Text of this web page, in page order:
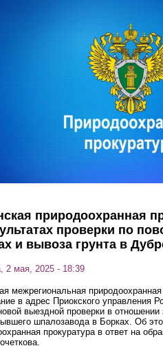
природоохранная
проверки по
и вывоза грунта в
2 мая, 2025 - 18:39
межрегиональная
в адрес Приокского управления
выездной проверки в отношении
шпалозавода в Борках. Об
прокуратура в ответ на